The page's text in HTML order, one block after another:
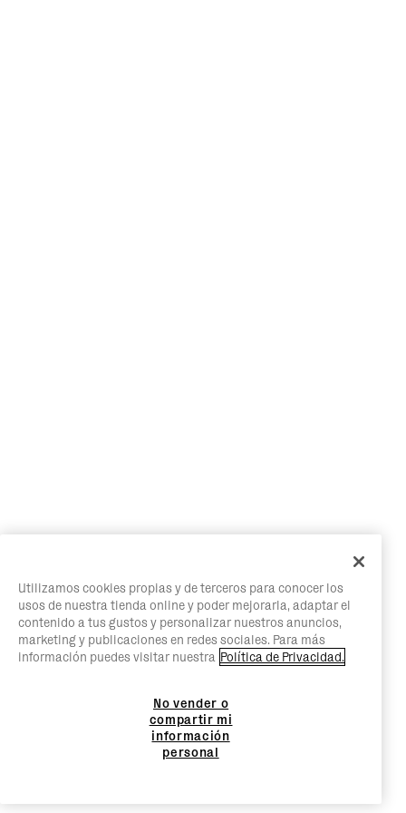
Utilizamos cookies propias y de terceros para conocer los
usos de nuestra tienda online y poder mejorarla, adaptar el
contenido a tus gustos y personalizar nuestros anuncios,
marketing y publicaciones en redes sociales. Para más
información puedes visitar nuestra Política de Privacidad.
No vender o
compartir mi
información
personal